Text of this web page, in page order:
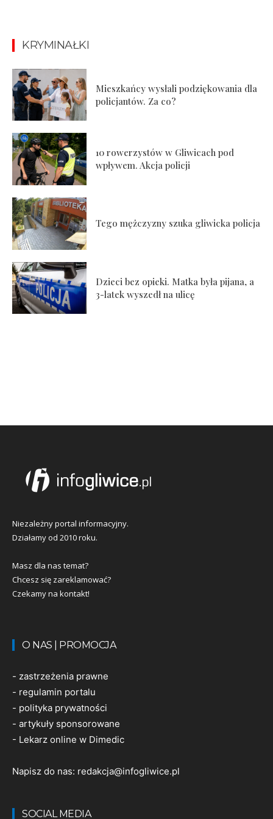
KRYMINAŁKI
Mieszkańcy wysłali podziękowania dla
policjantów. Za co?
10 rowerzystów w Gliwicach pod
wpływem. Akcja policji
Tego mężczyzny szuka gliwicka policja
Dzieci bez opieki. Matka była pijana, a
3-latek wyszedł na ulicę
Niezależny portal informacyjny.
Działamy od 2010 roku.
Masz dla nas temat?
Chcesz się zareklamować?
Czekamy na kontakt!
O NAS | PROMOCJA
- zastrzeżenia prawne
- regulamin portalu
- polityka prywatności
- artykuły sponsorowane
- Lekarz online w Dimedic
Napisz do nas: redakcja@infogliwice.pl
SOCIAL MEDIA